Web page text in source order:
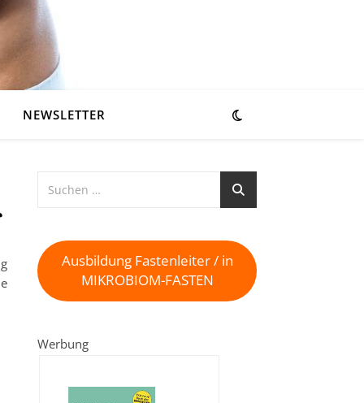
NEWSLETTER
Ausbildung Fastenleiter / in
MIKROBIOM-FASTEN
Werbung